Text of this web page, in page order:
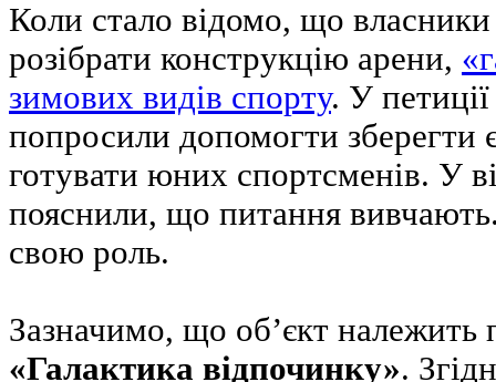
Коли стало відомо, що
розібрати конструкцію арени,
зимових видів спорту. У
попросили допомогти зберегти
готувати юних спортсменів. У
пояснили, що питання
свою роль.
Зазначимо, що об’єкт належить
«Галактика відпочинку».